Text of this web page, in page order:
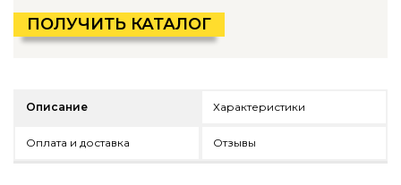
Декор
По типу
Зеркала
Вентиляторы
ПОЛУЧИТЬ КАТАЛОГ
Описание Характеристики
Оплата и доставка Отзывы